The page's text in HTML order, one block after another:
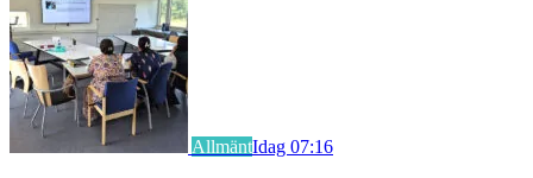
AllmäntIdag 07:16